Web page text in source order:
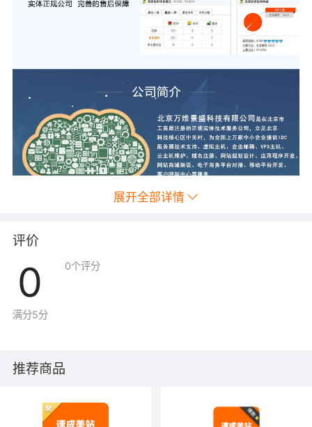
展开全部详情
评价
0
满分5分
0个评分
推荐商品